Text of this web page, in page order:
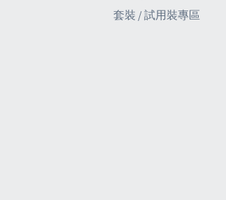
套裝 / 試用裝專區